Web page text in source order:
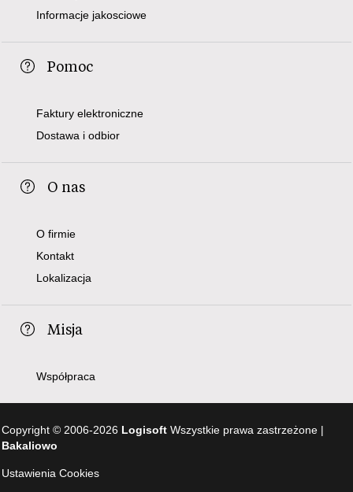
Informacje jakosciowe
Pomoc
Faktury elektroniczne
Dostawa i odbior
O nas
O firmie
Kontakt
Lokalizacja
Misja
Współpraca
Copyright © 2006-2026 Logisoft Wszystkie prawa zastrzeżone |
Bakaliowo
Ustawienia Cookies